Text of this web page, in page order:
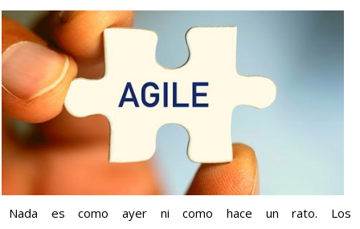
Nada es como ayer ni como hace un rato. Los